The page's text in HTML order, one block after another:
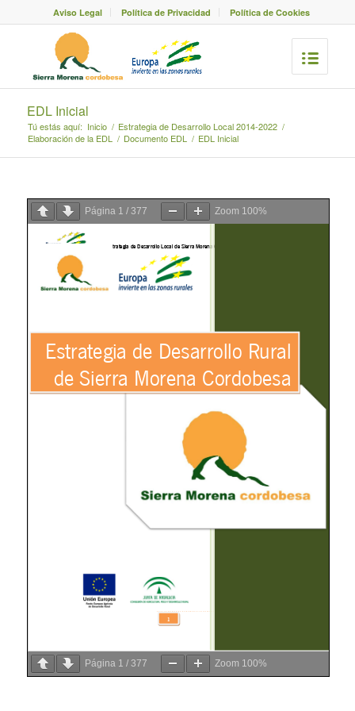
Aviso Legal Política de Privacidad Política de Cookies
EDL Inicial
Tú estás aquí: Inicio / Estrategia de Desarrollo Local 2014-2022 /
Elaboración de la EDL
/ Documento EDL / EDL Inicial
Página 1 / 377 Zoom 100%
Página 1 / 377 Zoom 100%